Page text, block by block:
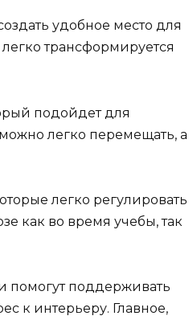
удобное место для
трансформируется
подойдет для
легко перемещать, а
легко регулировать
как во время учебы, так
помогут поддерживать
к интерьеру. Главное,